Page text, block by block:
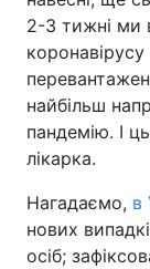
2-3 тижні ми
найбільш
пандемію. І
лікарка.
Нагадаємо, в
нових
осіб;